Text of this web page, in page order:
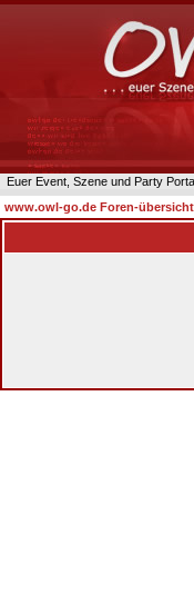
Euer Event, Szene und Party
www.owl-go.de Foren-übersicht